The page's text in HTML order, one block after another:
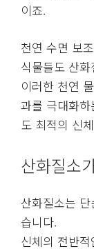
이죠.
천연 수면 보
식물들도 산
이러한 천연
과를 극대화
도 최적의 신
산화질소
산화질소는
습니다.
신체의 전반